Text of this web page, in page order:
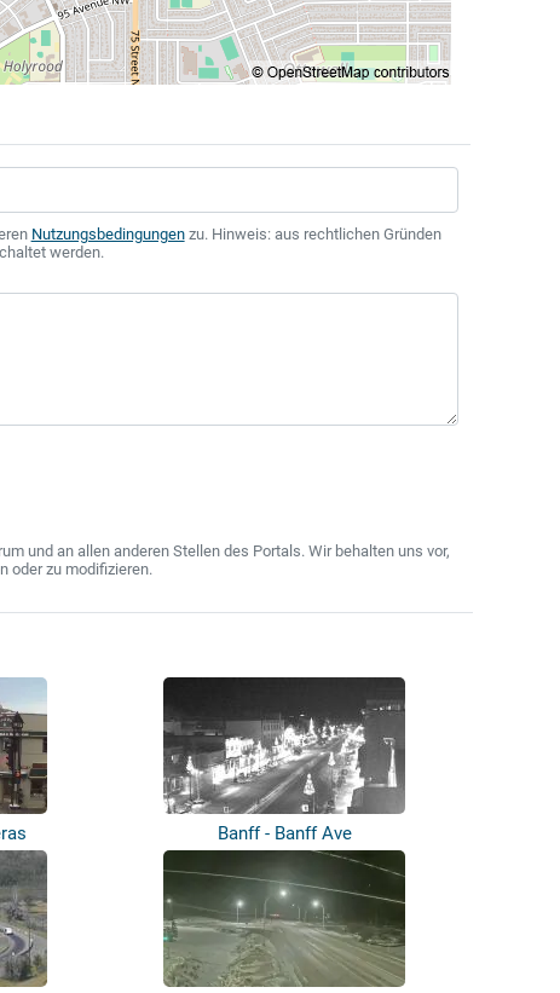
Nutzungsbedingungenzu. Hinweis: aus rechtlichen Gründen
werden.
und an allen anderen Stellen des Portals. Wir behalten uns vor,
oder zu modifizieren.
Banff - Banff Ave